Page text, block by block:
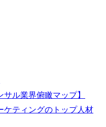
ル業界俯瞰マップ】
ケティングのトップ人材